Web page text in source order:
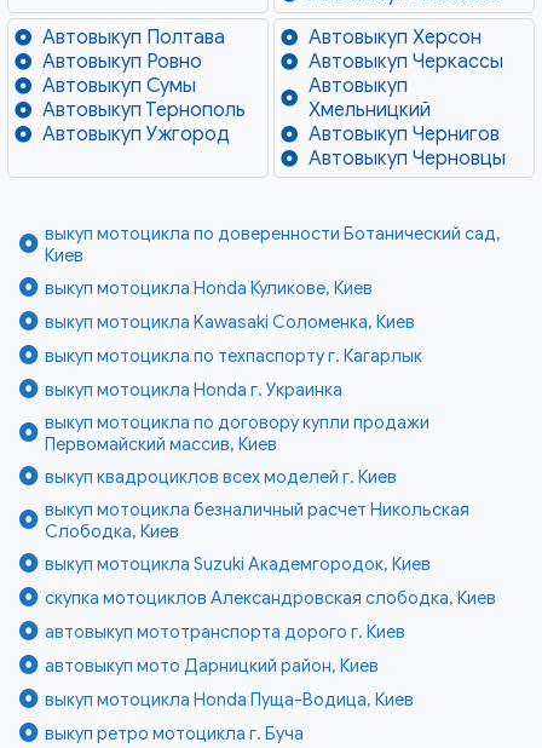
Автовыкуп Полтава
Автовыкуп Ровно
Автовыкуп Сумы
Автовыкуп Тернополь
Автовыкуп Ужгород
Автовыкуп Херсон
Автовыкуп Черкассы
Автовыкуп
Хмельницкий
Автовыкуп Чернигов
Автовыкуп Черновцы
выкуп мотоцикла по доверенности Ботанический сад,
Киев
выкуп мотоцикла Honda Куликове, Киев
выкуп мотоцикла Kawasaki Соломенка, Киев
выкуп мотоцикла по техпаспорту г. Кагарлык
выкуп мотоцикла Honda г. Украинка
выкуп мотоцикла по договору купли продажи
Первомайский массив, Киев
выкуп квадроциклов всех моделей г. Киев
выкуп мотоцикла безналичный расчет Никольская
Слободка, Киев
выкуп мотоцикла Suzuki Академгородок, Киев
скупка мотоциклов Александровская слободка, Киев
автовыкуп мототранспорта дорого г. Киев
автовыкуп мото Дарницкий район, Киев
выкуп мотоцикла Honda Пуща-Водица, Киев
выкуп ретро мотоцикла г. Буча